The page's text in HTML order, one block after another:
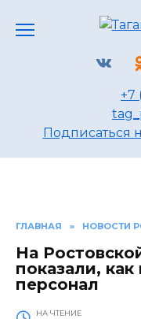
+7
Подписаться
ГЛАВНАЯ » НОВОСТИ
На
показали,
персонал
НА ЧТЕНИЕ